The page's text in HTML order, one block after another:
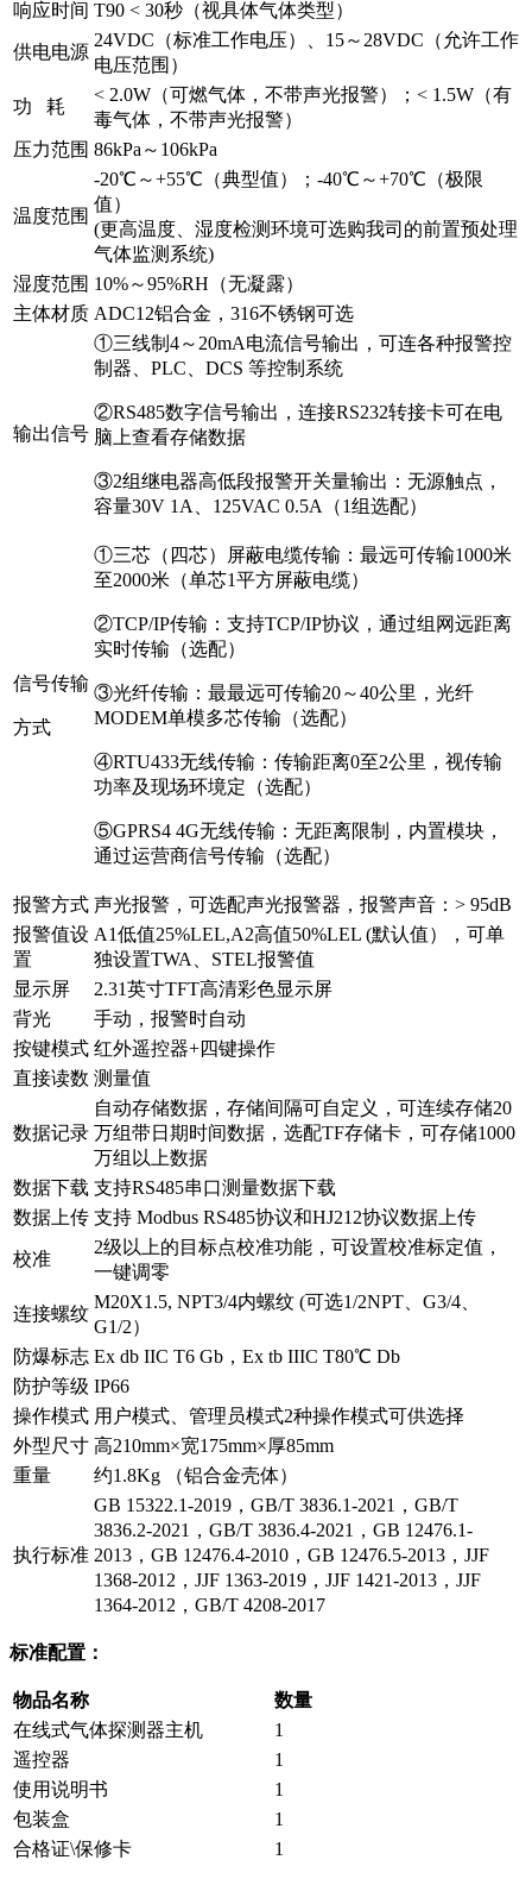
响应时间 T90 < 30秒（视具体气体类型）
供电电源
24VDC（标准工作电压）、15～28VDC（允许工作
电压范围）
功 耗
< 2.0W（可燃气体，不带声光报警）；< 1.5W（有
毒气体，不带声光报警）
压力范围 86kPa～106kPa
温度范围
-20℃～+55℃（典型值）；-40℃～+70℃（极限
值）
(更高温度、湿度检测环境可选购我司的前置预处理
气体监测系统)
湿度范围 10%～95%RH（无凝露）
主体材质 ADC12铝合金，316不锈钢可选
输出信号
①三线制4～20mA电流信号输出，可连各种报警控
制器、PLC、DCS 等控制系统
②RS485数字信号输出，连接RS232转接卡可在电
脑上查看存储数据
③2组继电器高低段报警开关量输出：无源触点，
容量30V 1A、125VAC 0.5A（1组选配）
信号传输
方式
①三芯（四芯）屏蔽电缆传输：最远可传输1000米
至2000米（单芯1平方屏蔽电缆）
②TCP/IP传输：支持TCP/IP协议，通过组网远距离
实时传输（选配）
③光纤传输：最最远可传输20～40公里，光纤
MODEM单模多芯传输（选配）
④RTU433无线传输：传输距离0至2公里，视传输
功率及现场环境定（选配）
⑤GPRS4 4G无线传输：无距离限制，内置模块，
通过运营商信号传输（选配）
报警方式 声光报警，可选配声光报警器，报警声音：> 95dB
报警值设
置
A1低值25%LEL,A2高值50%LEL (默认值），可单
独设置TWA、STEL报警值
显示屏
2.31英寸TFT高清彩色显示屏
背光
手动，报警时自动
按键模式 红外遥控器+四键操作
直接读数 测量值
数据记录
自动存储数据，存储间隔可自定义，可连续存储20
万组带日期时间数据，选配TF存储卡，可存储1000
万组以上数据
数据下载 支持RS485串口测量数据下载
数据上传 支持 Modbus RS485协议和HJ212协议数据上传
校准
2级以上的目标点校准功能，可设置校准标定值，
一键调零
连接螺纹
M20X1.5, NPT3/4内螺纹 (可选1/2NPT、G3/4、
G1/2）
防爆标志 Ex db IIC T6 Gb，Ex tb IIIC T80℃ Db
防护等级 IP66
操作模式 用户模式、管理员模式2种操作模式可供选择
外型尺寸 高210mm×宽175mm×厚85mm
重量
约1.8Kg （铝合金壳体）
执行标准
GB 15322.1-2019，GB/T 3836.1-2021，GB/T
3836.2-2021，GB/T 3836.4-2021，GB 12476.1-
2013，GB 12476.4-2010，GB 12476.5-2013，JJF
1368-2012，JJF 1363-2019，JJF 1421-2013，JJF
1364-2012，GB/T 4208-2017
标准配置：
物品名称
数量
在线式气体探测器主机
1
遥控器
1
使用说明书
1
包装盒
1
合格证\保修卡
1